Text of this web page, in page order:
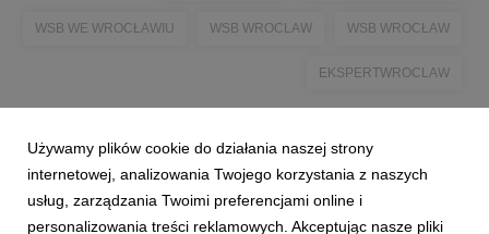
WSB WE WROCŁAWIU WSB WROCLAW WSB WROCŁAW
EKSPERTWROCLAW
Używamy plików cookie do działania naszej strony
internetowej, analizowania Twojego korzystania z naszych
usług, zarządzania Twoimi preferencjami online i
personalizowania treści reklamowych. Akceptując nasze pliki